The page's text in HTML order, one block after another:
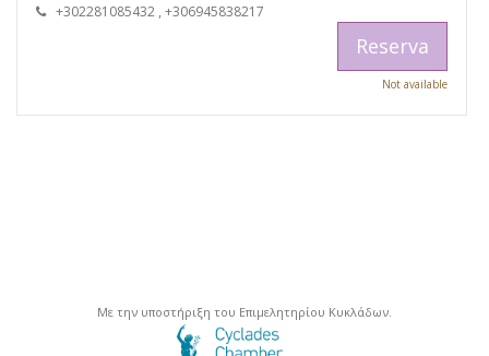
+302281085432 , +306945838217
Reserva
Not available
Με την υποστήριξη του Επιμελητηρίου Κυκλάδων.